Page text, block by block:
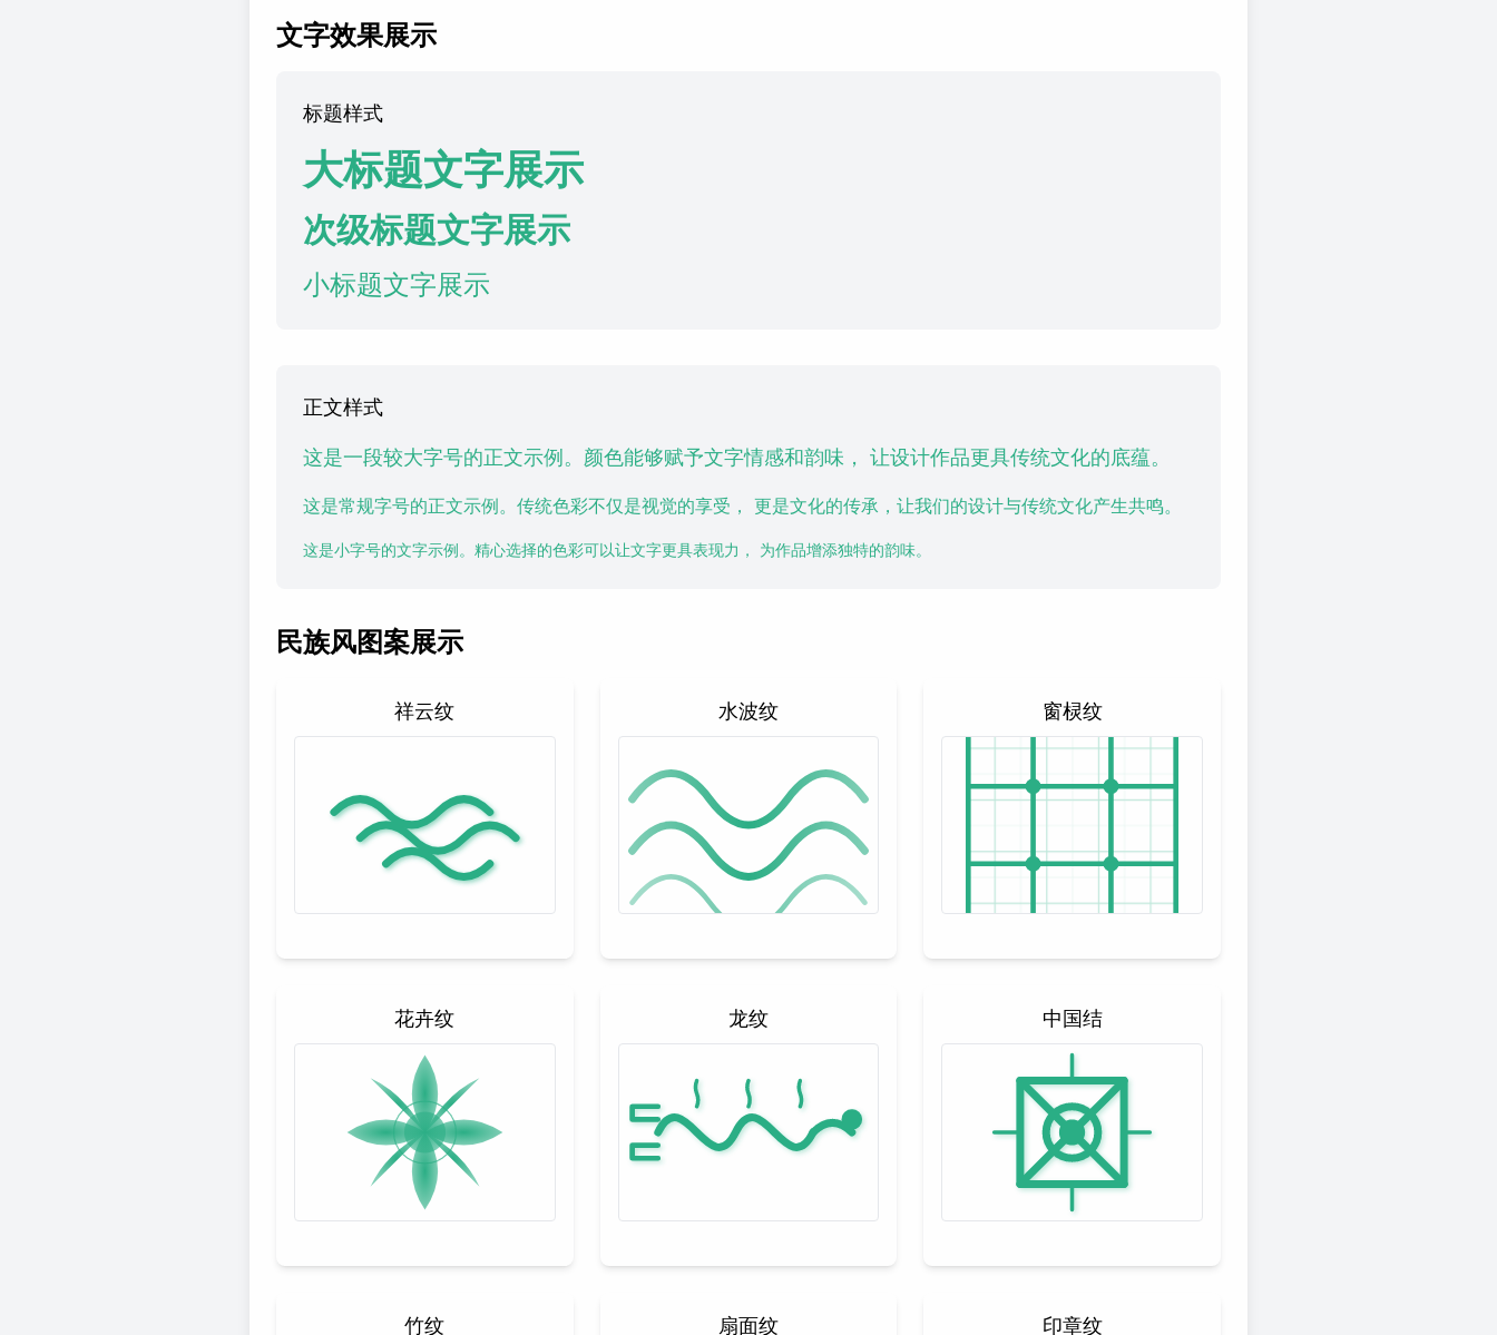
文字效果展示
标题样式
大标题文字展示
次级标题文字展示
小标题文字展示
正文样式
这是一段较大字号的正文示例。颜色能够赋予文字情感和韵味， 让设计作品更具传统文化的底蕴。
这是常规字号的正文示例。传统色彩不仅是视觉的享受， 更是文化的传承，让我们的设计与传统文化产生共鸣。
这是小字号的文字示例。精心选择的色彩可以让文字更具表现力， 为作品增添独特的韵味。
民族风图案展示
祥云纹 水波纹 窗棂纹
花卉纹 龙纹 中国结
竹纹 扇面纹 印章纹